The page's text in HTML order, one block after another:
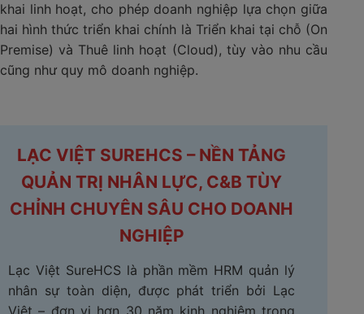
khai linh hoạt, cho phép doanh nghiệp lựa chọn giữa
hai hình thức triển khai chính là Triển khai tại chỗ (On
Premise) và Thuê linh hoạt (Cloud), tùy vào nhu cầu
cũng như quy mô doanh nghiệp.
LẠC VIỆT SUREHCS – NỀN TẢNG
QUẢN TRỊ NHÂN LỰC, C&B TÙY
CHỈNH CHUYÊN SÂU CHO DOANH
NGHIỆP
Lạc Việt SureHCS là phần mềm HRM quản lý
nhân sự toàn diện, được phát triển bởi Lạc
Việt – đơn vị hơn 30 năm kinh nghiệm trong